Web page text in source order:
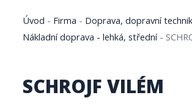
Úvod - Firma - Doprava, dopravní
Nákladní doprava - lehká, střední-
SCHROJF VILÉM